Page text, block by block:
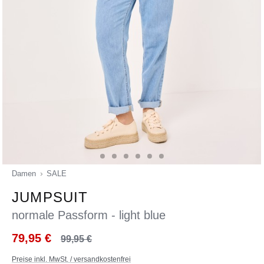
Damen SALE
JUMPSUIT
normale Passform - light blue
79,95 €
99,95 €
Preise inkl. MwSt. / versandkostenfrei